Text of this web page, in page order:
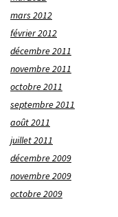
mars 2012
février 2012
décembre 2011
novembre 2011
octobre 2011
septembre 2011
août 2011
juillet 2011
décembre 2009
novembre 2009
octobre 2009